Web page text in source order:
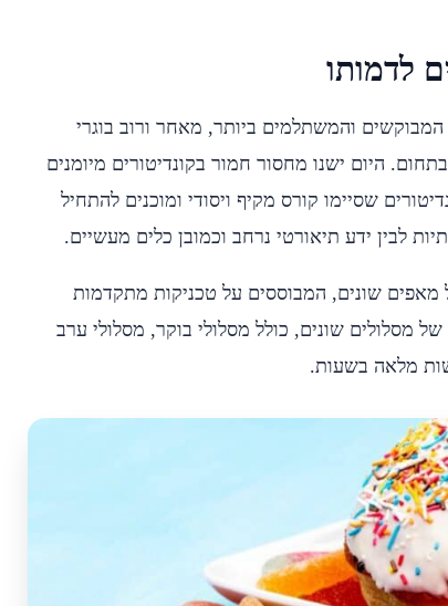
לדמותו
והמשתלמים ביותר, מאחר ורוב בוגרי
היום ישנו מחסור חמור בקונדיטורים מיומנים
שסיימו קורס מקיף ויסודי ומוכנים להתחיל
לבין ידע תיאורטי נרחב וכמובן כלים מעשיים.
מאפים שונים, המבוססים על טכניקות מתקדמות
מסלולים שונים, כולל מסלולי בוקר, מסלולי ערב
מלאה בשעות.